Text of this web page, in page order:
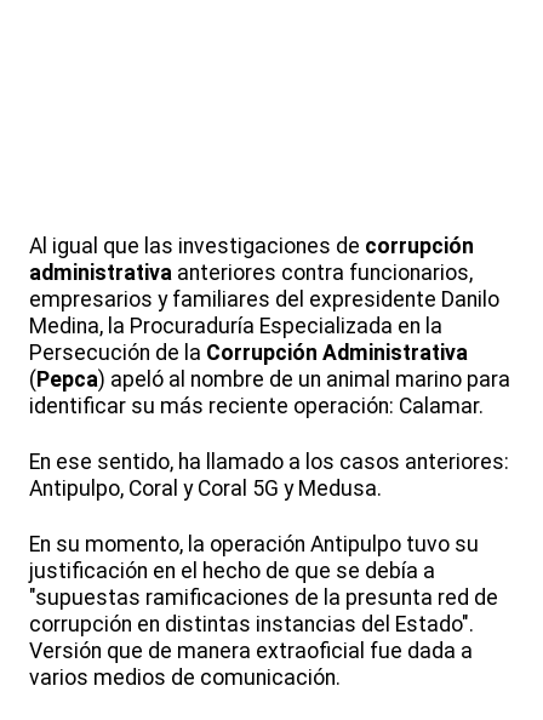
Al igual que las investigaciones de corrupción
administrativa anteriores contra funcionarios,
empresarios y familiares del expresidente Danilo
Medina, la Procuraduría Especializada en la
Persecución de la Corrupción Administrativa
( Pepca) apeló al nombre de un animal marino para
identificar su más reciente operación: Calamar.
En ese sentido, ha llamado a los casos anteriores:
Antipulpo, Coral y Coral 5G y Medusa.
En su momento, la operación Antipulpo tuvo su
justificación en el hecho de que se debía a
"supuestas ramificaciones de la presunta red de
corrupción en distintas instancias del Estado".
Versión que de manera extraoficial fue dada a
varios medios de comunicación.